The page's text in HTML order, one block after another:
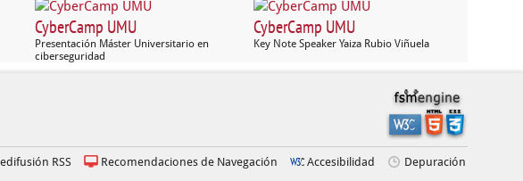
CyberCamp UMU
Presentación Máster Universitario en
ciberseguridad
CyberCamp UMU
Key Note Speaker Yaiza Rubio Viñuela
RSS Recomendaciones de Navegación Accesibilidad Depuración